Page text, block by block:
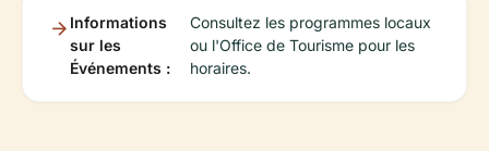
Informations
sur les
Événements :
Consultez les programmes locaux
ou l'Office de Tourisme pour les
horaires.